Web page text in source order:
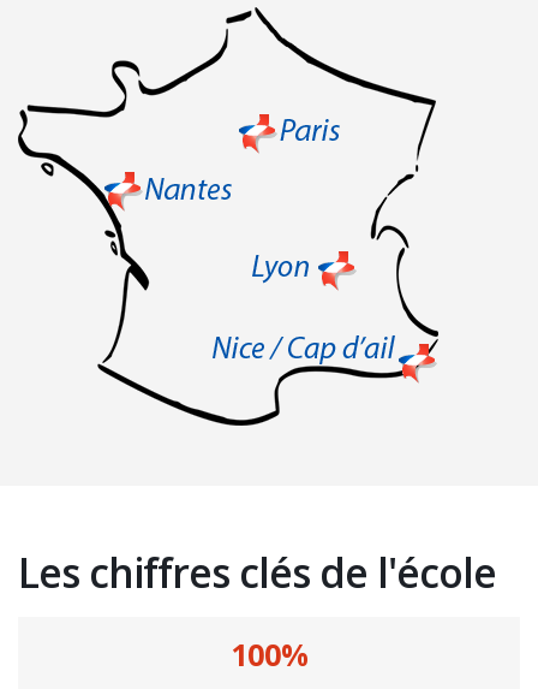
Les chiffres clés de l'école
100%